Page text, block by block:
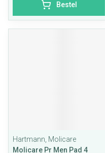
Bestel
Hartmann, Molicare
Molicare Pr Men Pad 4